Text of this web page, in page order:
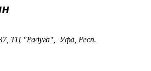
ТЦ "Радуга", Уфа, Респ.